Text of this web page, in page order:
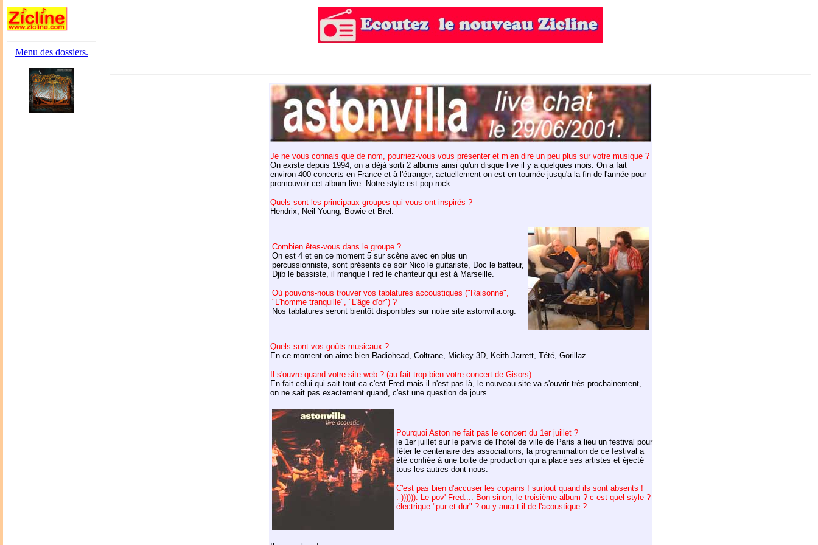
Menu des dossiers.
Je ne vous connais que de nom, pourriez-vous vous présenter et m’en dire un peu plus sur votre musique ?
On existe depuis 1994, on a déjà sorti 2 albums ainsi qu'un disque live il y a quelques mois. On a fait
environ 400 concerts en France et à l'étranger, actuellement on est en tournée jusqu'a la fin de l'année pour
promouvoir cet album live. Notre style est pop rock.
Quels sont les principaux groupes qui vous ont inspirés ?
Hendrix, Neil Young, Bowie et Brel.
Combien êtes-vous dans le groupe ?
On est 4 et en ce moment 5 sur scène avec en plus un
percussionniste, sont présents ce soir Nico le guitariste, Doc le batteur,
Djib le bassiste, il manque Fred le chanteur qui est à Marseille.
Où pouvons-nous trouver vos tablatures accoustiques ("Raisonne",
"L'homme tranquille", "L'âge d'or") ?
Nos tablatures seront bientôt disponibles sur notre site astonvilla.org.
Quels sont vos goûts musicaux ?
En ce moment on aime bien Radiohead, Coltrane, Mickey 3D, Keith Jarrett, Tété, Gorillaz.
Il s'ouvre quand votre site web ? (au fait trop bien votre concert de Gisors).
En fait celui qui sait tout ca c'est Fred mais il n'est pas là, le nouveau site va s'ouvrir très prochainement,
on ne sait pas exactement quand, c'est une question de jours.
Pourquoi Aston ne fait pas le concert du 1er juillet ?
le 1er juillet sur le parvis de l'hotel de ville de Paris a lieu un festival pour
fêter le centenaire des associations, la programmation de ce festival a
été confiée à une boite de production qui a placé ses artistes et éjecté
tous les autres dont nous.
C'est pas bien d'accuser les copains ! surtout quand ils sont absents !
:-)))))). Le pov' Fred.... Bon sinon, le troisième album ? c est quel style ?
électrique "pur et dur" ? ou y aura t il de l'acoustique ?